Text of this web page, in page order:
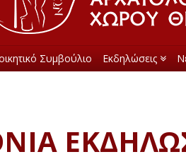
Συμβούλιο Εκδηλώσεις